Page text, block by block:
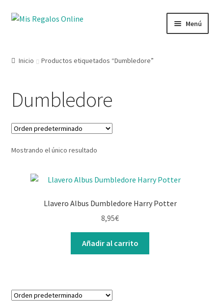
Menú
Secciones
Ofertas
Novedades
Lista de deseos
Inicio Productos etiquetados “Dumbledore”
Dumbledore
Mostrando el único resultado
Llavero Albus Dumbledore Harry Potter
8,95€
Añadir al carrito